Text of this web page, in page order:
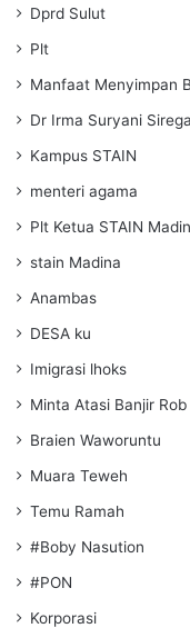
Dprd Sulut
Plt
Manfaat Menyimpan
Dr Irma Suryani
Kampus STAIN
menteri agama
Plt Ketua STAIN
stain Madina
Anambas
DESA ku
Imigrasi lhoks
Minta Atasi Banjir
Braien Waworuntu
Muara Teweh
Temu Ramah
#Boby Nasution
#PON
Korporasi